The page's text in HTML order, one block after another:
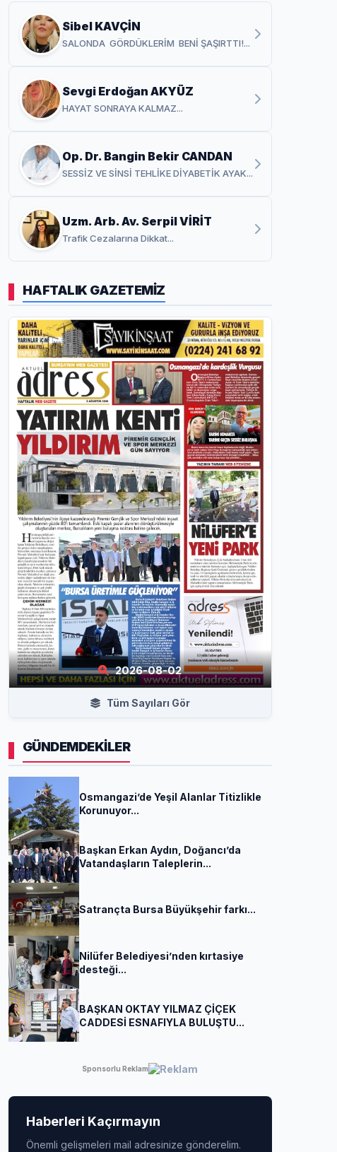
Sibel KAVÇİN
SALONDA GÖRDÜKLERİM BENİ ŞAŞIRTTI!...
Sevgi Erdoğan AKYÜZ
HAYAT SONRAYA KALMAZ...
Op. Dr. Bangin Bekir CANDAN
SESSİZ VE SİNSİ TEHLİKE DİYABETİK AYAK...
Uzm. Arb. Av. Serpil VİRİT
Trafik Cezalarına Dikkat...
HAFTALIK GAZETEMİZ
2026-08-02
Tüm Sayıları Gör
GÜNDEMDEKİLER
Osmangazi’de Yeşil Alanlar Titizlikle
Korunuyor...
Başkan Erkan Aydın, Doğancı’da
Vatandaşların Taleplerin...
Satrançta Bursa Büyükşehir farkı...
Nilüfer Belediyesi’nden kırtasiye
desteği...
BAŞKAN OKTAY YILMAZ ÇİÇEK
CADDESİ ESNAFIYLA BULUŞTU...
Sponsorlu Reklam
Haberleri Kaçırmayın
Önemli gelişmeleri mail adresinize gönderelim.